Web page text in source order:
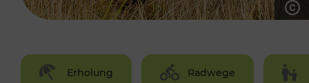
Erholung Radwege